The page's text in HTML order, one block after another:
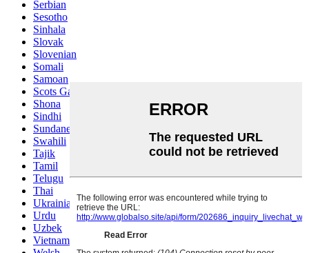
Serbian
Sesotho
Sinhala
Slovak
Slovenian
Somali
Samoan
Scots Gaelic
Shona
Sindhi
Sundanese
Swahili
Tajik
Tamil
Telugu
Thai
Ukrainian
Urdu
Uzbek
Vietnamese